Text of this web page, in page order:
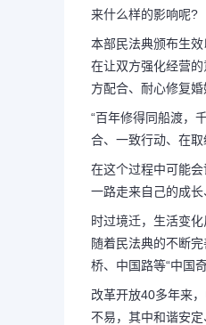
来什么样的影响呢?
本部民法典颁布生
在让双方强化经营
方配合、耐心修复婚
“百年修得同船渡，
合、一致行动、在取
在这个过程中可能
一路走来自己的成
时过境迁，生活变
随着民法典的不断
桥、中国路等“中国
改革开放40多年来
不易，其中和谐安
2020民法
对现有民事法
整，更具系统